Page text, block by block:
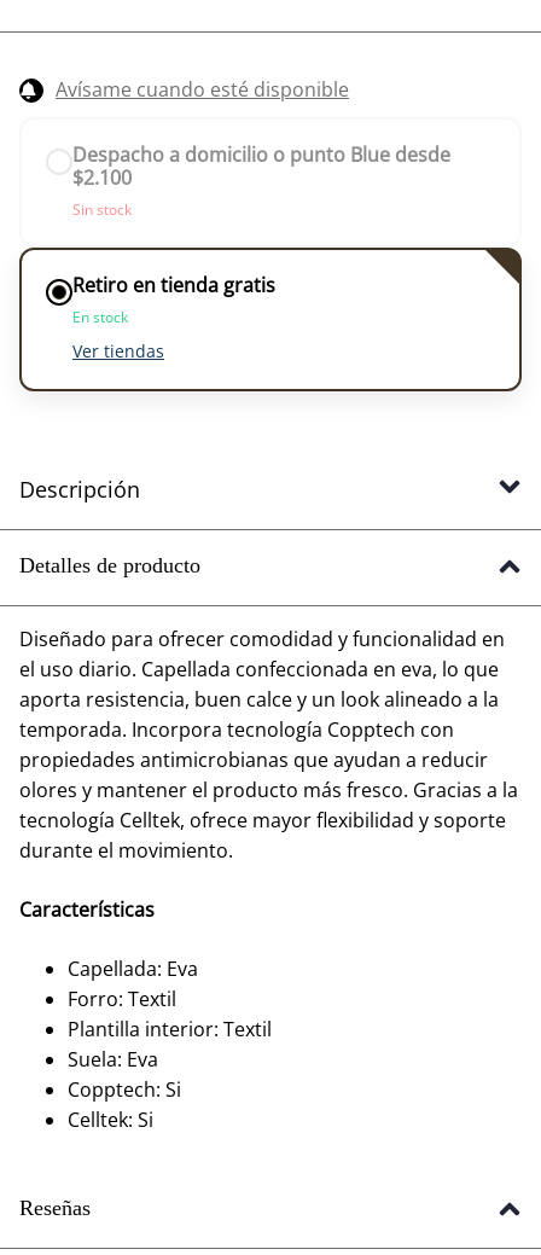
Avísame cuando esté disponible
Despacho a domicilio o punto Blue desde
$2.100
Sin stock
Retiro en tienda gratis
En stock
Ver tiendas
Descripción
Detalles de producto
Diseñado para ofrecer comodidad y funcionalidad en
el uso diario. Capellada confeccionada en eva, lo que
aporta resistencia, buen calce y un look alineado a la
temporada. Incorpora tecnología Copptech con
propiedades antimicrobianas que ayudan a reducir
olores y mantener el producto más fresco. Gracias a la
tecnología Celltek, ofrece mayor flexibilidad y soporte
durante el movimiento.
Características
Capellada: Eva
Forro: Textil
Plantilla interior: Textil
Suela: Eva
Copptech: Si
Celltek: Si
Reseñas